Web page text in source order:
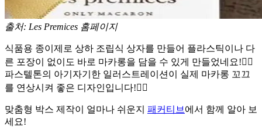
출처: Les Premices 홈페이지
식품용 종이제로 상하 조립식 상자를 만들어 플라스틱이나 다
른 포장이 없이도 바로 마카롱을 담을 수 있게 만들었네요!🧚‍♀️
파스텔톤의 아기자기한 일러스트레이션이 실제 마카롱 꼬끄
를 연상시켜 좋은 디자인입니다!🧚‍♂️
맞춤형 박스 제작이 얼마나 쉬운지 패커티브 에서 함께 알아 보
세요!